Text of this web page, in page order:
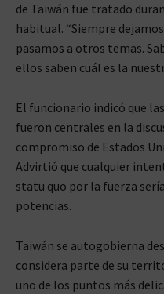
de Taiwán fue tratado
habitual. “Siempre
pasamos a otros temas.
ellos saben cuál es la
El funcionario indicó que
fueron centrales en la
compromiso de Estados
Advirtió que cualquier
statu quo por la fuerza
potencias.
Taiwán se autogobierna
considera parte de su
uno de los puntos más